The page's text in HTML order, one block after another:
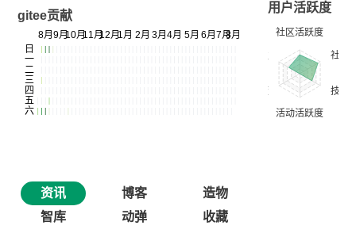
gitee贡献
用户活跃度
资讯 博客
造物
智库
动弹
收藏